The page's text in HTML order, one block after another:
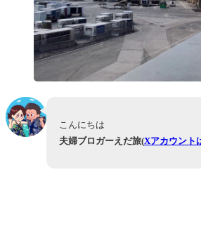
こんにちは
夫婦ブロガーえだ旅(Xアカウント